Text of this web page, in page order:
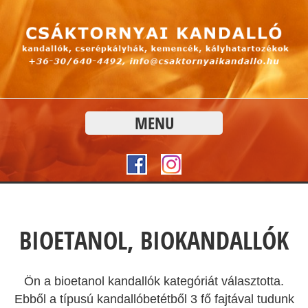
MENU
BIOETANOL, BIOKANDALLÓK
Ön a bioetanol kandallók kategóriát választotta.
Ebből a típusú kandallóbetétből 3 fő fajtával tudunk